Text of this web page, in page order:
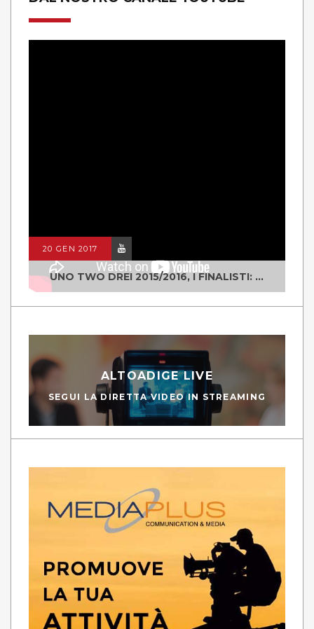
20 GEN 2017
UNO TWO DREI 2015/2016, I FINALISTI: CLASSE IV ALS ISTITUTO "DEGASPERI" BORGO VALSUGANA
ALTOADIGE LIVE
SEGUI LA DIRETTA VIDEO IN STREAMING